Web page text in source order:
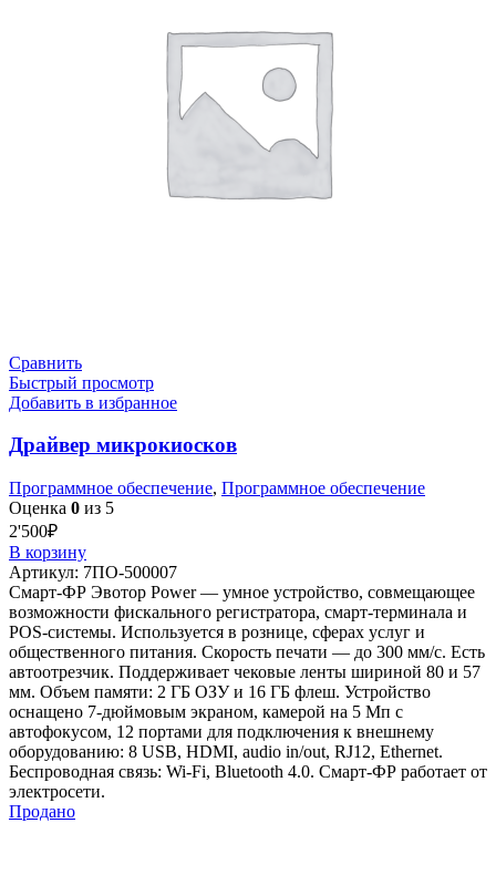
Сравнить
Быстрый просмотр
Добавить в избранное
Драйвер микрокиосков
Программное обеспечение, Программное обеспечение
Оценка 0 из 5
2'500₽
В корзину
Артикул: 7ПО-500007
Смарт-ФР Эвотор Power — умное устройство, совмещающее
возможности фискального регистратора, смарт-терминала и
POS-системы. Используется в рознице, сферах услуг и
общественного питания. Скорость печати — до 300 мм/с. Есть
автоотрезчик. Поддерживает чековые ленты шириной 80 и 57
мм. Объем памяти: 2 ГБ ОЗУ и 16 ГБ флеш. Устройство
оснащено 7-дюймовым экраном, камерой на 5 Мп с
автофокусом, 12 портами для подключения к внешнему
оборудованию: 8 USB, HDMI, audio in/out, RJ12, Ethernet.
Беспроводная связь: Wi-Fi, Bluetooth 4.0. Смарт-ФР работает от
электросети.
Продано